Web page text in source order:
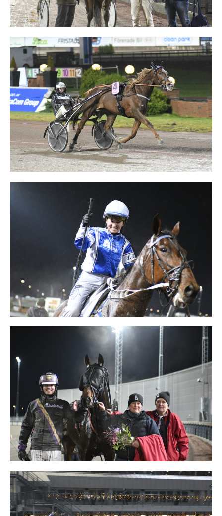
Supertorsdag
Ponnytravtävlingar
Om travskolan
Samarbetspartners
Licenskurser
Kursutbud och Aktiviteter
Ungdoms­stipendium
Ledningsgrupp
Kontakt
Styrelsen